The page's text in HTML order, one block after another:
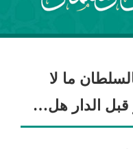
ما لا
قبل الدار هل…